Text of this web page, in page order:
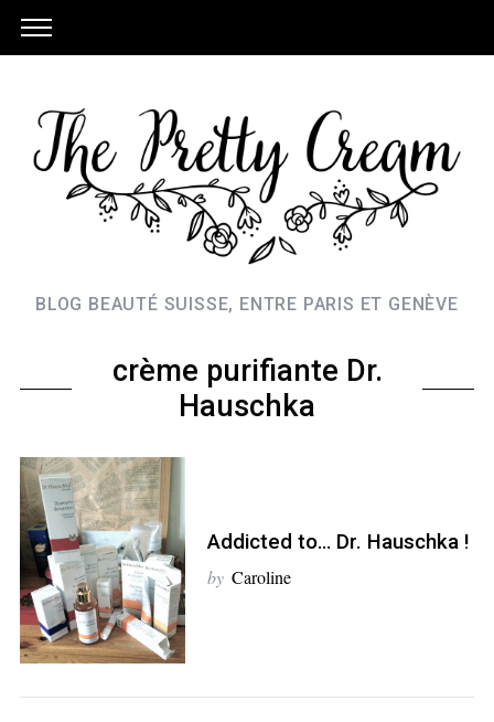
BLOG BEAUTÉ SUISSE, ENTRE PARIS ET GENÈVE
crème purifiante Dr.
Hauschka
Addicted to… Dr. Hauschka !
by Caroline